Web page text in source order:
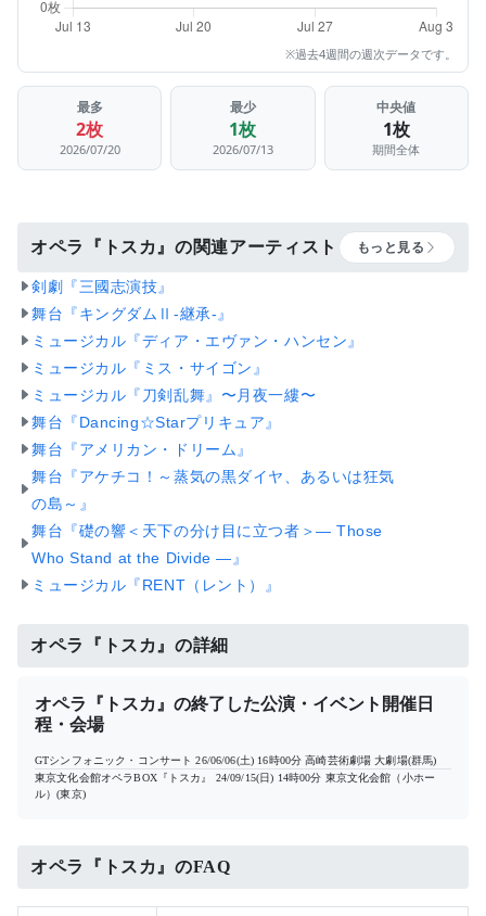
※過去4週間の週次データです。
最多
2枚
2026/07/20
最少
1枚
2026/07/13
中央値
1枚
期間全体
オペラ『トスカ』の関連アーティスト もっと見る
剣劇『三國志演技』
舞台『キングダムⅡ-継承-』
ミュージカル『ディア・エヴァン・ハンセン』
ミュージカル『ミス・サイゴン』
ミュージカル『刀剣乱舞』〜月夜一縷〜
舞台『Dancing☆Starプリキュア』
舞台『アメリカン・ドリーム』
舞台『アケチコ！～蒸気の黒ダイヤ、あるいは狂気
の島～』
舞台『礎の響＜天下の分け目に立つ者＞― Those
Who Stand at the Divide ―』
ミュージカル『RENT（レント）』
オペラ『トスカ』の詳細
オペラ『トスカ』の終了した公演・イベント開催日
程・会場
GTシンフォニック・コンサート 26/06/06(土) 16時00分 高崎芸術劇場 大劇場(群馬)
東京文化会館オペラBOX『トスカ』
24/09/15(日) 14時00分 東京文化会館（小ホー
ル）(東京)
オペラ『トスカ』のFAQ